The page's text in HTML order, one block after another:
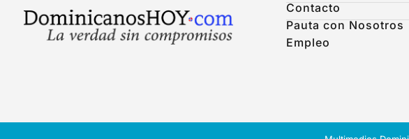
Contacto
Pauta con Nosotros
Empleo